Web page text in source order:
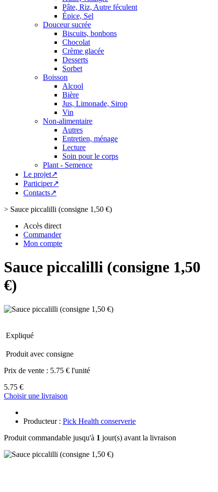
Pâte, Riz, Autre féculent
Épice, Sel
Douceur sucrée
Biscuits, bonbons
Chocolat
Crème glacée
Desserts
Sorbet
Boisson
Alcool
Bière
Jus, Limonade, Sirop
Vin
Non-alimentaire
Autres
Entretien, ménage
Lecture
Soin pour le corps
Plant - Semence
Le projet↗
Participer↗
Contacts↗
> Sauce piccalilli (consigne 1,50 €)
Accès direct
Commander
Mon compte
Sauce piccalilli (consigne 1,50
€)
Expliqué
Produit avec consigne
Prix de vente : 5.75 € l'unité
5.75 €
Choisir une livraison
Producteur : Pick Health conserverie
Produit commandable jusqu'à 1 jour(s) avant la livraison